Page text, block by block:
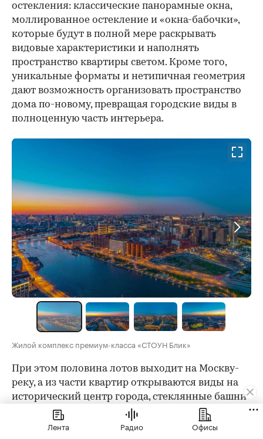
остекления: классические панорамные окна,
моллированное остекление и «окна-бабочки»,
которые будут в полной мере раскрывать
видовые характеристики и наполнять
пространство квартиры светом. Кроме того,
уникальные форматы и нетипичная геометрия
дают возможность организовать пространство
дома по-новому, превращая городские виды в
полноценную часть интерьера.
Жилой комплекс премиум-класса «СТОУН Блик»
При этом половина лотов выходит на Москву-
реку, а из части квартир открываются виды на
исторический центр города, стеклянные башни
«Москва-Сити» и элегантную высотку МГУ.
Некоторые квартиры будут ориентированы
Лента Радио Офисы